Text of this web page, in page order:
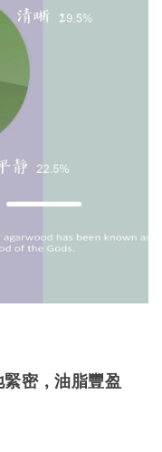
緊密，油脂豐盈